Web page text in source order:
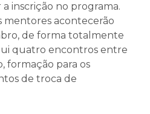
inscrição no programa.
mentores acontecerão
de forma totalmente
quatro encontros entre
formação para os
de troca de